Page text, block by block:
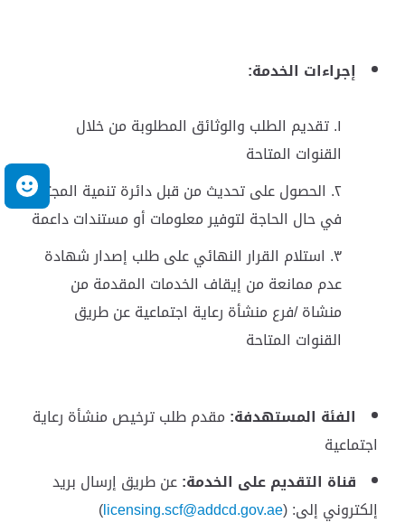
إجراءات الخدمة:
تقديم الطلب والوثائق المطلوبة من خلال
القنوات المتاحة
الحصول على تحديث من قبل دائرة تنمية المجتمع
في حال الحاجة لتوفير معلومات أو مستندات داعمة
استلام القرار النهائي على طلب إصدار شهادة
عدم ممانعة من إيقاف الخدمات المقدمة من
منشاة /فرع منشأة رعاية اجتماعية عن طريق
القنوات المتاحة
الفئة المستهدفة: مقدم طلب ترخيص منشأة رعاية
اجتماعية
قناة التقديم على الخدمة:عن طريق إرسال بريد
إلكتروني إلى: (licensing.scf@addcd.gov.ae
)